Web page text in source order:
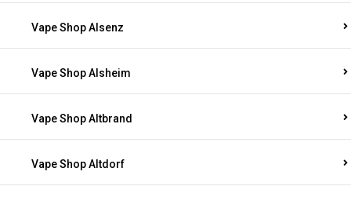
Vape Shop Alsenz
Vape Shop Alsheim
Vape Shop Altbrand
Vape Shop Altdorf